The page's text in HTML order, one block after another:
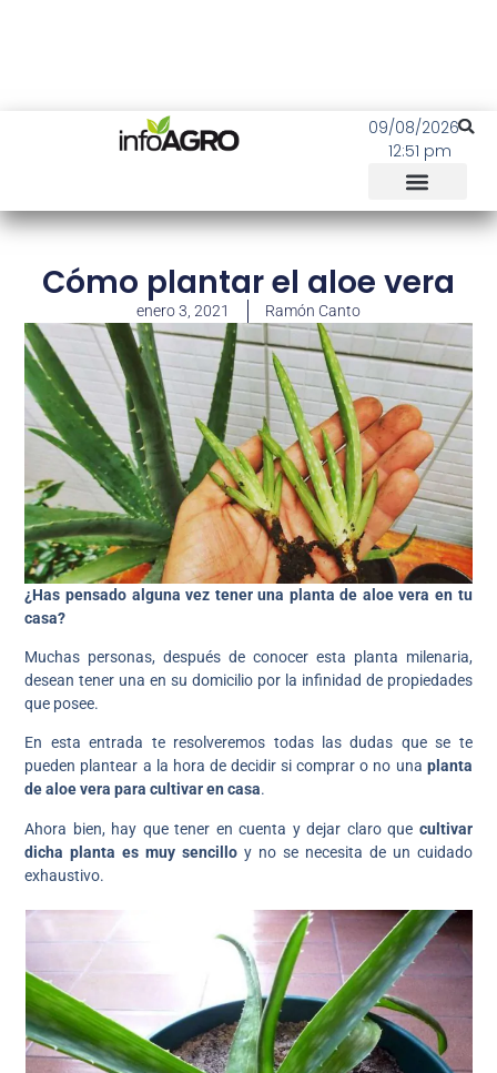
09/08/2026
12:51 pm
Cómo plantar el aloe vera
enero 3, 2021 Ramón Canto
¿Has pensado alguna vez tener una planta de aloe vera en tu
casa?
Muchas personas, después de conocer esta planta milenaria,
desean tener una en su domicilio por la infinidad de propiedades
que posee.
En esta entrada te resolveremos todas las dudas que se te
pueden plantear a la hora de decidir si comprar o no una planta
de aloe vera para cultivar en casa.
Ahora bien, hay que tener en cuenta y dejar claro que cultivar
dicha planta es muy sencillo y no se necesita de un cuidado
exhaustivo.